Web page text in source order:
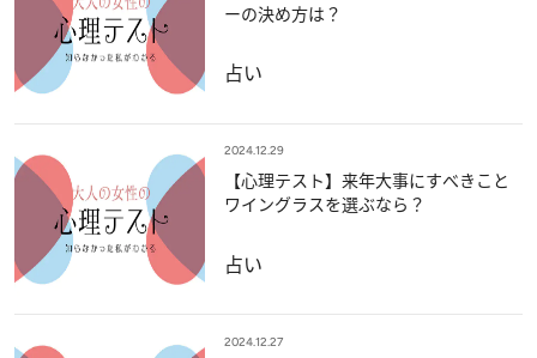
ーの決め方は？
占い
2024.12.29
【心理テスト】来年大事にすべきこと
ワイングラスを選ぶなら？
占い
2024.12.27